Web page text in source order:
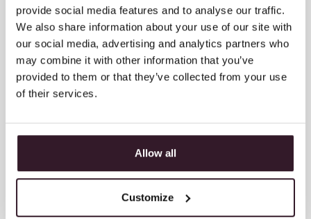
provide social media features and to analyse our traffic.
We also share information about your use of our site with
our social media, advertising and analytics partners who
may combine it with other information that you’ve
provided to them or that they’ve collected from your use
of their services.
Allow all
Customize
UPGRADE JE BUSINESS
INZICHTEN